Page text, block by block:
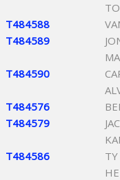
T484588
T484589
T484590
T484576
T484579
T484586